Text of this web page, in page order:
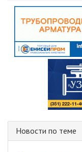
Новости по теме